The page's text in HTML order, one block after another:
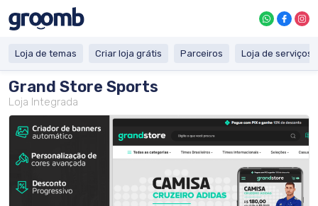
Parceiros
Criar loja grátis Loja de serviços
Loja de temas
Grand Store Sports
Loja Integrada